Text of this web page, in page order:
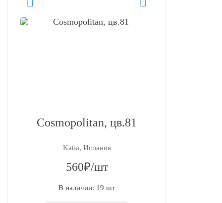
Cosmopolitan, цв.81
Katia, Испания
560₽/шт
В наличии: 19 шт